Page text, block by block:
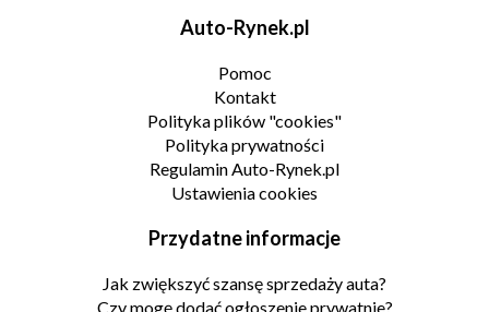
Auto-Rynek.pl
Pomoc
Kontakt
Polityka plików "cookies"
Polityka prywatności
Regulamin Auto-Rynek.pl
Ustawienia cookies
Przydatne informacje
Jak zwiększyć szansę sprzedaży auta?
Czy mogę dodać ogłoszenie prywatnie?